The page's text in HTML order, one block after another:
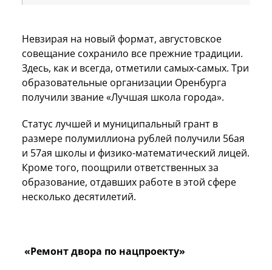
Невзирая на новый формат, августовское
совещание сохранило все прежние традиции.
Здесь, как и всегда, отметили самых-самых. Три
образовательные организации Оренбурга
получили звание «Лучшая школа города».
Статус лучшей и муниципальный грант в
размере полумиллиона рублей получили 56ая
и 57ая школы и физико-математический лицей.
Кроме того, поощрили ответственных за
образование, отдавших работе в этой сфере
несколько десятилетий.
«Ремонт двора по нацпроекту»